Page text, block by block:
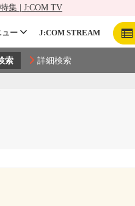
集 | J:COM TV
ュー J:COM STREAM
詳細検索